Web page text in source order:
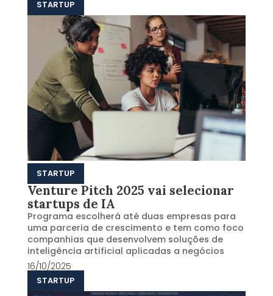
STARTUP
STARTUP
Venture Pitch 2025 vai selecionar
startups de IA
Programa escolherá até duas empresas para
uma parceria de crescimento e tem como foco
companhias que desenvolvem soluções de
inteligência artificial aplicadas a negócios
16/10/2025
STARTUP